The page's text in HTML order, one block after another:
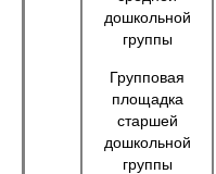
дошкольной
группы
Групповая
площадка
старшей
дошкольной
группы